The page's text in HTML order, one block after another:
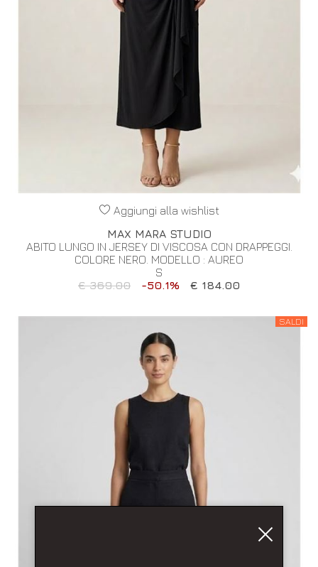
Aggiungi alla wishlist
MAX MARA STUDIO
ABITO LUNGO IN JERSEY DI VISCOSA CON DRAPPEGGI.
COLORE NERO. MODELLO : AUREO
S
€ 369.00
-50.1% € 184.00
SALDI